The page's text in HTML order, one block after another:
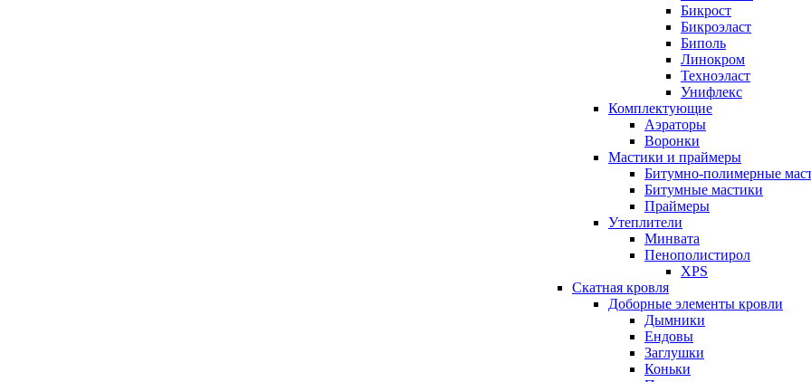
Бикрост
Бикроэласт
Биполь
Линокром
Техноэласт
Унифлекс
Комплектующие
Аэраторы
Воронки
Мастики и праймеры
Битумно-полимерные
Битумные мастики
Праймеры
Утеплители
Минвата
Пенополистирол
XPS
Скатная кровля
Доборные элементы кровли
Дымники
Ендовы
Заглушки
Коньки